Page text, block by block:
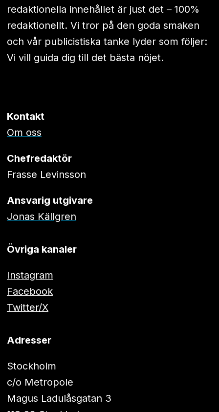
redaktionella innehållet är just det – 100%
redaktionellt. Vi tror på den goda smaken
och vår publicistiska tanke lyder som följer:
Vi vill guida dig till det bästa nöjet.
Kontakt
Om oss
Chefredaktör
Frasse Levinsson
Ansvarig utgivare
Jonas Källgren
Övriga kanaler
Instagram
Facebook
Twitter/X
Adresser
Stockholm
c/o Metropole
Magus Ladulåsgatan 3